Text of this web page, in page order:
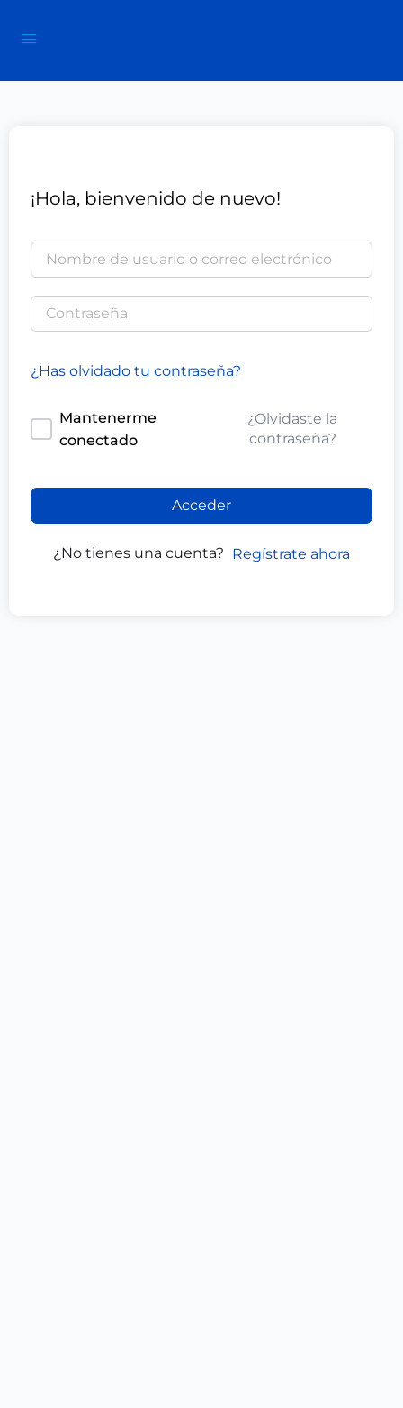
¡Hola, bienvenido de nuevo!
¿Has olvidado tu contraseña?
Mantenerme
conectado
¿Olvidaste la
contraseña?
Acceder
¿No tienes una cuenta? Regístrate ahora